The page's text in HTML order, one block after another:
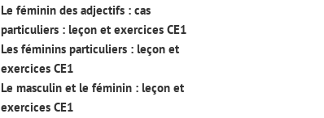
Le féminin des adjectifs : cas
particuliers : leçon et exercices CE1
Les féminins particuliers : leçon et
exercices CE1
Le masculin et le féminin : leçon et
exercices CE1